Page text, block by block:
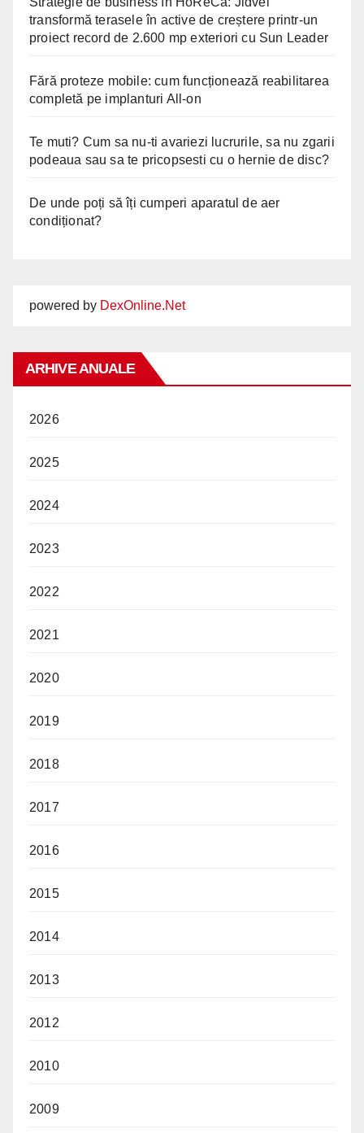
transformă terasele în active de creștere printr-un
proiect record de 2.600 mp exteriori cu Sun Leader
Fără proteze mobile: cum funcționează reabilitarea
completă pe implanturi All-on
Te muti? Cum sa nu-ti avariezi lucrurile, sa nu zgarii
podeaua sau sa te pricopsesti cu o hernie de disc?
De unde poți să îți cumperi aparatul de aer
condiționat?
powered by DexOnline.Net
ARHIVE ANUALE
2026
2025
2024
2023
2022
2021
2020
2019
2018
2017
2016
2015
2014
2013
2012
2010
2009